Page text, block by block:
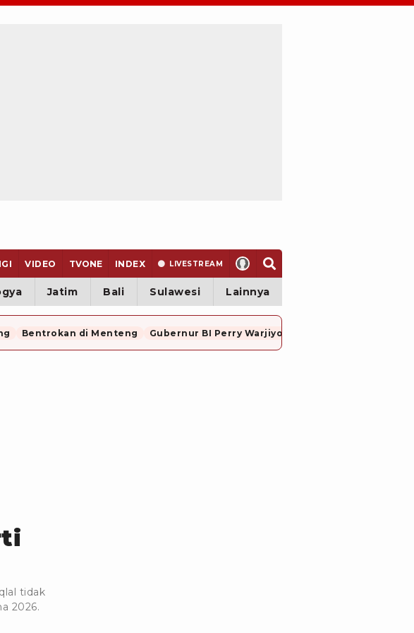
VIDEO TVONE INDEX LIVESTREAM
Jatim Bali Sulawesi Lainnya
Bentrokan di Menteng Gubernur BI Perry Warjiyo Mundur
tidak
2026.